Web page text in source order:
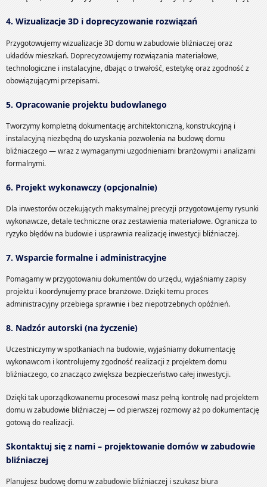
4. Wizualizacje 3D i doprecyzowanie rozwiązań
Przygotowujemy wizualizacje 3D domu w zabudowie bliźniaczej oraz
układów mieszkań. Doprecyzowujemy rozwiązania materiałowe,
technologiczne i instalacyjne, dbając o trwałość, estetykę oraz zgodność z
obowiązującymi przepisami.
5. Opracowanie projektu budowlanego
Tworzymy kompletną dokumentację architektoniczną, konstrukcyjną i
instalacyjną niezbędną do uzyskania pozwolenia na budowę domu
bliźniaczego — wraz z wymaganymi uzgodnieniami branżowymi i analizami
formalnymi.
6. Projekt wykonawczy (opcjonalnie)
Dla inwestorów oczekujących maksymalnej precyzji przygotowujemy rysunki
wykonawcze, detale techniczne oraz zestawienia materiałowe. Ogranicza to
ryzyko błędów na budowie i usprawnia realizację inwestycji bliźniaczej.
7. Wsparcie formalne i administracyjne
Pomagamy w przygotowaniu dokumentów do urzędu, wyjaśniamy zapisy
projektu i koordynujemy prace branżowe. Dzięki temu proces
administracyjny przebiega sprawnie i bez niepotrzebnych opóźnień.
8. Nadzór autorski (na życzenie)
Uczestniczymy w spotkaniach na budowie, wyjaśniamy dokumentację
wykonawcom i kontrolujemy zgodność realizacji z projektem domu
bliźniaczego, co znacząco zwiększa bezpieczeństwo całej inwestycji.
Dzięki tak uporządkowanemu procesowi masz pełną kontrolę nad projektem
domu w zabudowie bliźniaczej — od pierwszej rozmowy aż po dokumentację
gotową do realizacji.
Skontaktuj się z nami – projektowanie domów w zabudowie
bliźniaczej
Planujesz budowę domu w zabudowie bliźniaczej i szukasz biura